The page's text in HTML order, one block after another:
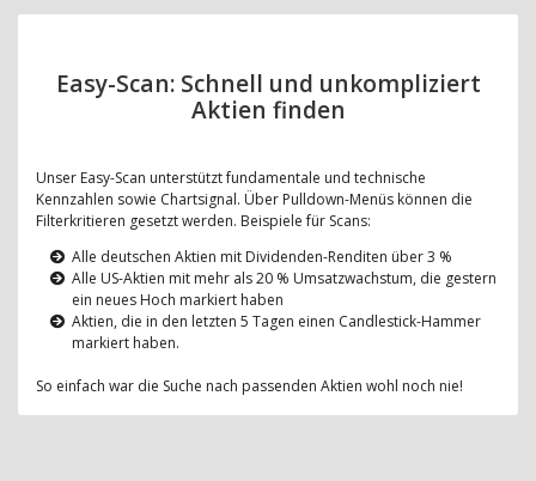
Easy-Scan: Schnell und unkompliziert
Aktien finden
Unser Easy-Scan unterstützt fundamentale und technische
Kennzahlen sowie Chartsignal. Über Pulldown-Menüs können die
Filterkritieren gesetzt werden. Beispiele für Scans:
Alle deutschen Aktien mit Dividenden-Renditen über 3 %
Alle US-Aktien mit mehr als 20 % Umsatzwachstum, die gestern
ein neues Hoch markiert haben
Aktien, die in den letzten 5 Tagen einen Candlestick-Hammer
markiert haben.
So einfach war die Suche nach passenden Aktien wohl noch nie!